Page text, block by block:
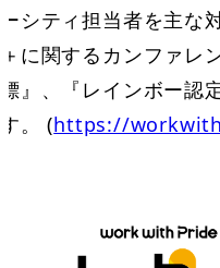
ーシティ担当者を主な
＋に関するカンファレ
標』、『レインボー認
す。 (https://